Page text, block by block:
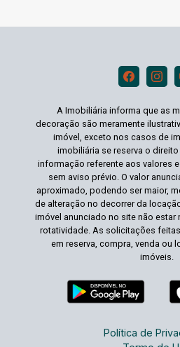
A Imobiliária informa que as
decoração são meramente
imóvel, exceto nos casos de
imobiliária se reserva o
informação referente aos valores
sem aviso prévio. O valor
aproximado, podendo ser maior,
de alteração no decorrer da
imóvel anunciado no site não
rotatividade. As solicitações
em reserva, compra, venda ou
imóveis.
Política de